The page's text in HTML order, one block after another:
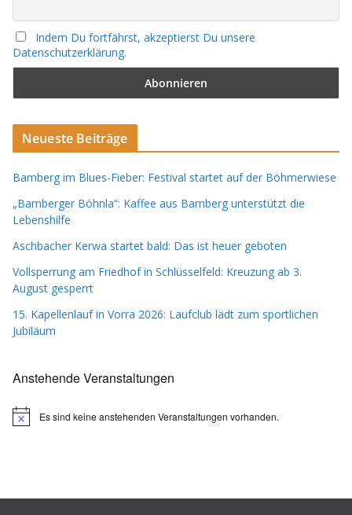
Indem Du fortfährst, akzeptierst Du unsere
Datenschutzerklärung.
Neueste Beiträge
Bamberg im Blues-Fieber: Festival startet auf der Böhmerwiese
„Bamberger Böhnla“: Kaffee aus Bamberg unterstützt die
Lebenshilfe
Aschbacher Kerwa startet bald: Das ist heuer geboten
Vollsperrung am Friedhof in Schlüsselfeld: Kreuzung ab 3.
August gesperrt
15. Kapellenlauf in Vorra 2026: Laufclub lädt zum sportlichen
Jubiläum
Anstehende Veranstaltungen
H
s
Es sind keine anstehenden Veranstaltungen vorhanden.